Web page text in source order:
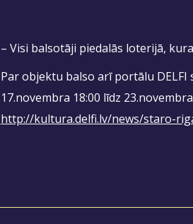
– Visi balsotāji piedalās loterijā,
Par objektu balso arī portālu DELFI
17.novembra 18:00 līdz
http://kultura.delfi.lv/news/staro-